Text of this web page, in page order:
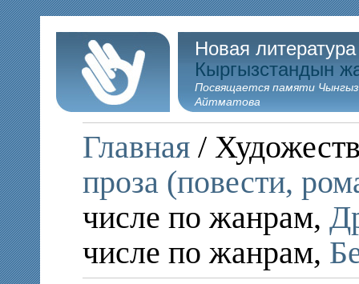
Новая
Кыргызстандын
Посвящается памяти
Айтматова
Главная /
проза (повести,
числе по жанрам,
числе по жанрам,